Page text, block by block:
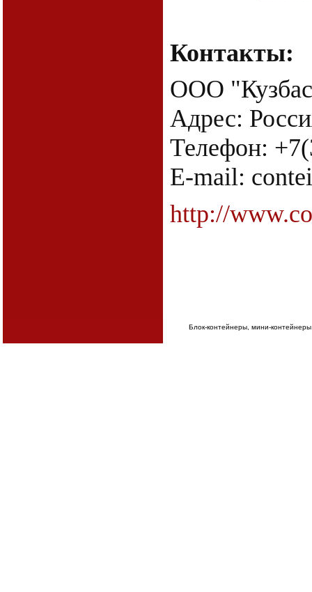
Контакты:
ООО
Адрес:
Телефон:
E-mail:
http://
Блок-контейнеры, мини-